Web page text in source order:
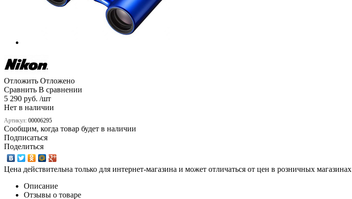
Отложить Отложено
Сравнить В сравнении
5 290 руб. /шт
Нет в наличии
Артикул: 00006295
Сообщим, когда товар будет в наличии
Подписаться
Поделиться
Цена действительна только для интернет-магазина и может отличаться от цен в розничных магазинах
Описание
Отзывы о товаре